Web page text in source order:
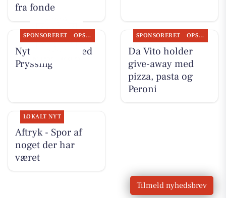
fra fonde
SPONSORERET OPSLAGSTAVLEN
Nyt fra Guldsmed
Pryssing
SPONSORERET OPSLAGSTAVLEN
Da Vito holder
give-away med
pizza, pasta og
Peroni
LOKALT NYT
Aftryk - Spor af
noget der har
været
Tilmeld nyhedsbrev